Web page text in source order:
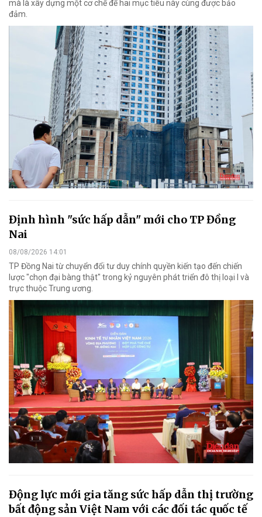
mà là xây dựng một cơ chế để hai mục tiêu này cùng được bảo
đảm.
Định hình "sức hấp dẫn" mới cho TP Đồng
Nai
08/08/2026 14:01
TP Đồng Nai từ chuyển đổi tư duy chính quyền kiến tạo đến chiến
lược "chọn đại bàng thật" trong kỷ nguyên phát triển đô thị loại I và
trực thuộc Trung ương.
Động lực mới gia tăng sức hấp dẫn thị trường
bất động sản Việt Nam với các đối tác quốc tế